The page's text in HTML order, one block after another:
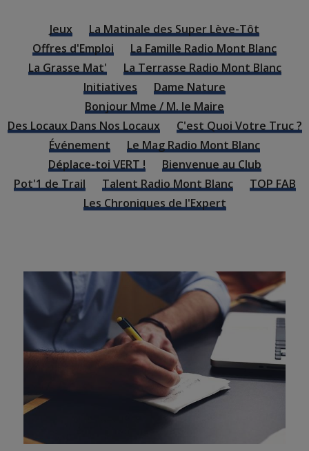
Jeux
La Matinale des Super Lève-Tôt
Offres d'Emploi
La Famille Radio Mont Blanc
La Grasse Mat'
La Terrasse Radio Mont Blanc
Initiatives
Dame Nature
Bonjour Mme / M. le Maire
Des Locaux Dans Nos Locaux
C'est Quoi Votre Truc ?
Événement
Le Mag Radio Mont Blanc
Déplace-toi VERT !
Bienvenue au Club
Pot'1 de Trail
Talent Radio Mont Blanc
TOP FAB
Les Chroniques de l'Expert